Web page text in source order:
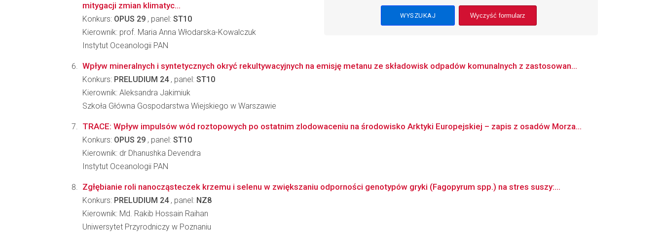
Wyczyść formularz
mitygacji zmian klimatyc...
Konkurs: OPUS 29 , panel: ST10
Kierownik: prof. Maria Anna Włodarska-Kowalczuk
Instytut Oceanologii PAN
Wpływ mineralnych i syntetycznych okryć rekultywacyjnych na emisję metanu ze składowisk odpadów komunalnych z zastosowan...
Konkurs: PRELUDIUM 24, panel: ST10
Kierownik: Aleksandra Jakimiuk
Szkoła Główna Gospodarstwa Wiejskiego w Warszawie
TRACE: Wpływ impulsów wód roztopowych po ostatnim zlodowaceniu na środowisko Arktyki Europejskiej – zapis z osadów Morza...
Konkurs: OPUS 29 , panel: ST10
Kierownik: dr Dhanushka Devendra
Instytut Oceanologii PAN
Zgłębianie roli nanocząsteczek krzemu i selenu w zwiększaniu odporności genotypów gryki (Fagopyrum spp.) na stres suszy:...
Konkurs: PRELUDIUM 24, panel: NZ8
Kierownik: Md. Rakib Hossain Raihan
Uniwersytet Przyrodniczy w Poznaniu